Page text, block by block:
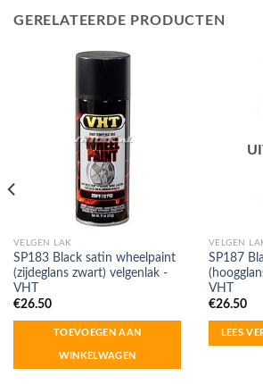
GERELATEERDE PRODUCTEN
VELGEN LAK
SP183 Black satin wheelpaint
(zijdeglans zwart) velgenlak -
VHT
€26.50
TOEVOEGEN AAN
WINKELWAGEN
VELGEN
SP187
VHT
€26.50
LEES